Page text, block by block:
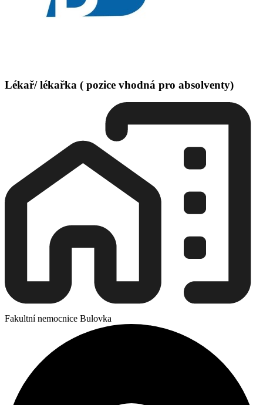
Lékař/ lékařka ( pozice vhodná pro absolventy)
Fakultní nemocnice Bulovka